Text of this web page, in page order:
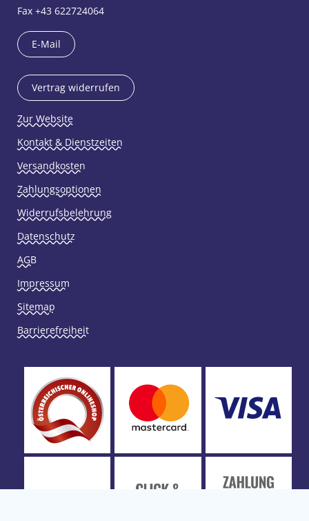
Fax +43 622724064
E-Mail
Vertrag widerrufen
Zur Website
Kontakt & Dienstzeiten
Versandkosten
Zahlungsoptionen
Widerrufsbelehrung
Datenschutz
AGB
Impressum
Sitemap
Barrierefreiheit